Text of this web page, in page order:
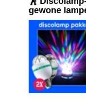
gewone